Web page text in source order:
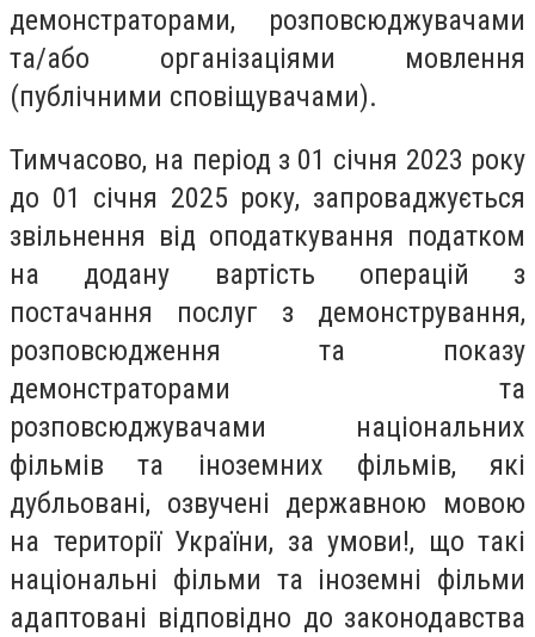
демонстраторами, розповсюджувачами
та/або організаціями мовлення
(публічними сповіщувачами).
Тимчасово, на період з 01 січня 2023 року
до 01 січня 2025 року, запроваджується
звільнення від оподаткування податком
на додану вартість операцій з
постачання послуг з демонстрування,
розповсюдження та показу
демонстраторами та
розповсюджувачами національних
фільмів та іноземних фільмів, які
дубльовані, озвучені державною мовою
на території України, за умови!, що такі
національні фільми та іноземні фільми
адаптовані відповідно до законодавства